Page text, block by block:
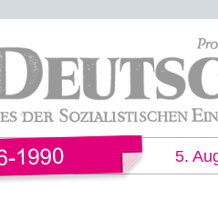
5.